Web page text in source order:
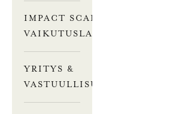
IMPACT SCALE –
VAIKUTUSLASKURI
YRITYS &
VASTUULLISUUS